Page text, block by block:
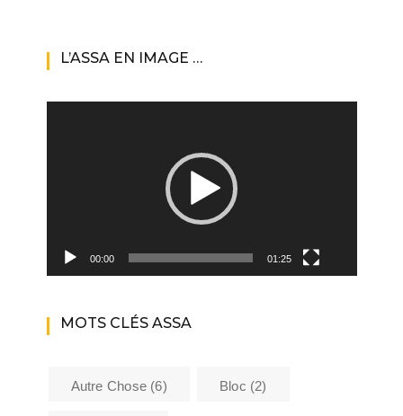
L’ASSA EN IMAGE …
00:00 01:25
MOTS CLÉS ASSA
Autre Chose(6) Bloc (2)